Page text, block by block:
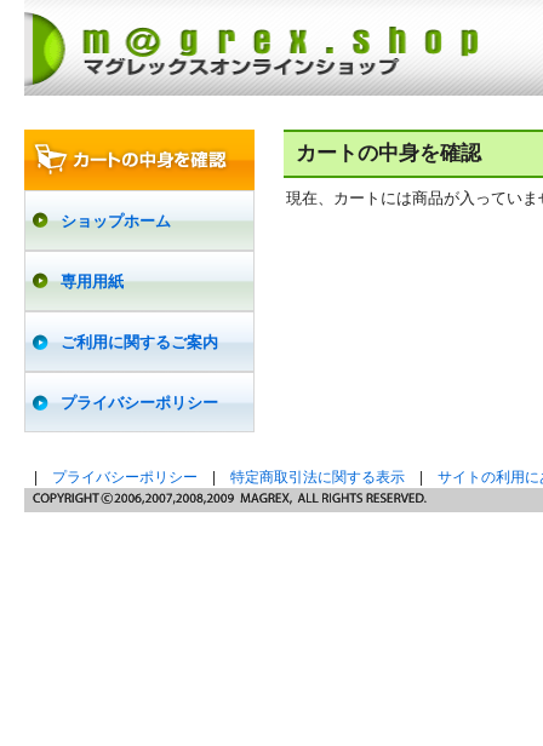
ショップホーム
専用用紙
ご利用に関するご案内
プライバシーポリシー
カートの中身を確認
現在、カートには商品が入っていま
プライバシーポリシー 特定商取引法に関する表示 サイトの利用に